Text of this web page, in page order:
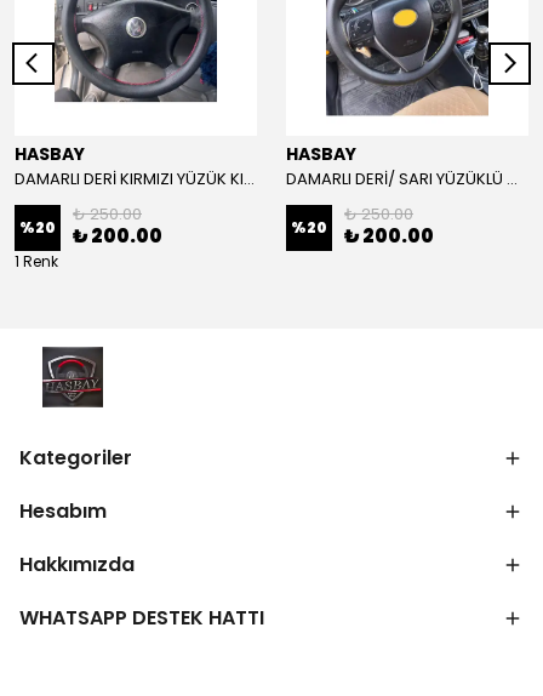
HASBAY
DAMARLI DERİ KIRMIZI YÜZÜK KIRMIZI DİKİŞLİ VW CRAFTER İÇİN İP İĞNE DAHİL
%20
₺ 250.00
₺ 200.00
1 Renk
HASBAY
DAMARLI DERİ/ SARI YÜZÜKLÜ MODEL/SARI DİKİŞLİ/HIZLI KARGO
%20
₺ 250.00
₺ 200.00
Kategoriler
Hesabım
Hakkımızda
WHATSAPP DESTEK HATTI